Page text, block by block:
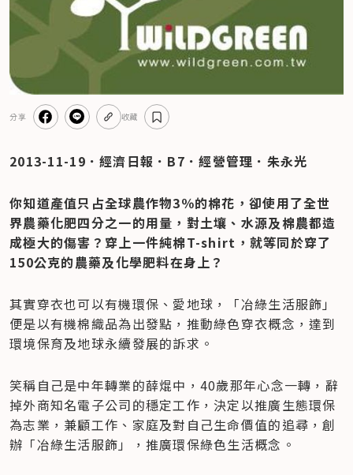
分享 收藏
2013-11-19．經濟日報．B7．經營管理．朱永光
你知道產值只占全球農作物3％的棉花，卻使用了全世
界農藥化肥四分之一的用量，對土壤、水源及棉農都造
成極大的傷害？穿上一件純棉T-shirt，就等同於穿了
150公克的農藥及化學肥料在身上？
其實穿衣也可以有機環保、愛地球，「冶綠生活服飾」
便是以有機棉織品為出發點，推動綠色穿衣概念，達到
環境保育及地球永續發展的訴求。
笑稱自己是中年轉業的薛焜中，40歲那年心念一轉，辭
掉外商知名電子公司的穩定工作，決定以推廣生態環保
為志業，兼顧工作、家庭及對自己生命價值的追尋，創
辦「冶綠生活服飾」，推廣環保綠色生活概念。